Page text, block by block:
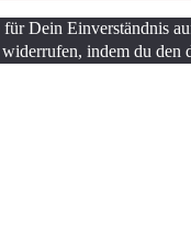
Dein Einverständnis
indem du